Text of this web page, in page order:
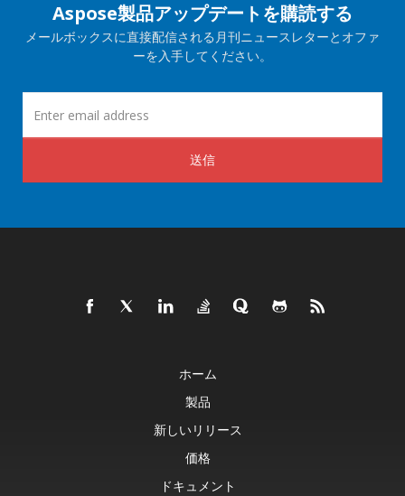
Aspose製品アップデートを購読する
メールボックスに直接配信される月刊ニュースレターとオファ
ーを入手してください。
送信
ホーム
製品
新しいリリース
価格
ドキュメント